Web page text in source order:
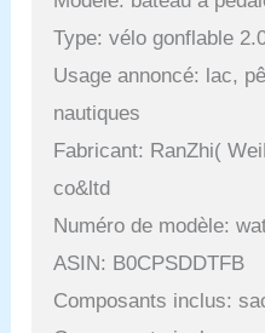
Type: vélo gonflable
Usage annoncé: lac,
nautiques
Fabricant: RanZhi(
co&ltd
Numéro de modèle:
ASIN: B0CPSDDTFB
Composants inclus: